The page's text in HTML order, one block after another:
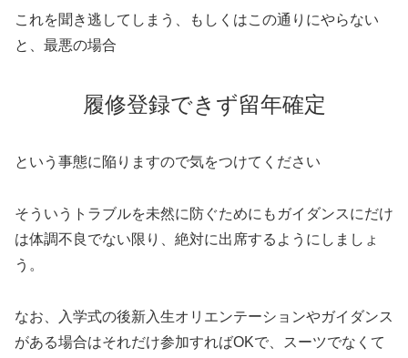
これを聞き逃してしまう、もしくはこの通りにやらない
と、最悪の場合
履修登録できず留年確定
という事態に陥りますので気をつけてください
そういうトラブルを未然に防ぐためにもガイダンスにだけ
は体調不良でない限り、絶対に出席するようにしましょ
う。
なお、入学式の後新入生オリエンテーションやガイダンス
がある場合はそれだけ参加すればOKで、スーツでなくて